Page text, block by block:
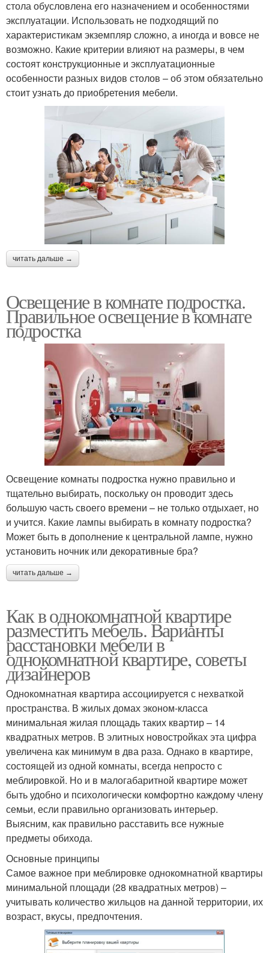
стола обусловлена его назначением и особенностями
эксплуатации. Использовать не подходящий по
характеристикам экземпляр сложно, а иногда и вовсе не
возможно. Какие критерии влияют на размеры, в чем
состоят конструкционные и эксплуатационные
особенности разных видов столов – об этом обязательно
стоит узнать до приобретения мебели.
читать дальше →
Освещение в комнате подростка.
Правильное освещение в комнате
подростка
Освещение комнаты подростка нужно правильно и
тщательно выбирать, поскольку он проводит здесь
большую часть своего времени – не только отдыхает, но
и учится. Какие лампы выбирать в комнату подростка?
Может быть в дополнение к центральной лампе, нужно
установить ночник или декоративные бра?
читать дальше →
Как в однокомнатной квартире
разместить мебель. Варианты
расстановки мебели в
однокомнатной квартире, советы
дизайнеров
Однокомнатная квартира ассоциируется с нехваткой
пространства. В жилых домах эконом-класса
минимальная жилая площадь таких квартир – 14
квадратных метров. В элитных новостройках эта цифра
увеличена как минимум в два раза. Однако в квартире,
состоящей из одной комнаты, всегда непросто с
меблировкой. Но и в малогабаритной квартире может
быть удобно и психологически комфортно каждому члену
семьи, если правильно организовать интерьер.
Выясним, как правильно расставить все нужные
предметы обихода.
Основные принципы
Самое важное при меблировке однокомнатной квартиры
минимальной площади (28 квадратных метров) –
учитывать количество жильцов на данной территории, их
возраст, вкусы, предпочтения.